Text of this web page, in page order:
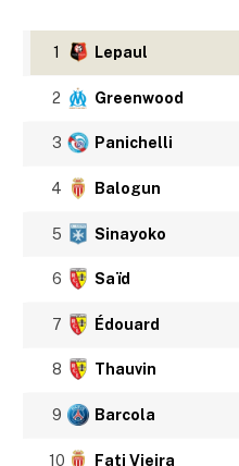
1 Lepaul
2 Greenwood
3 Panichelli
4 Balogun
5 Sinayoko
6 Saïd
7 Édouard
8 Thauvin
9 Barcola
10 Fati Vieira